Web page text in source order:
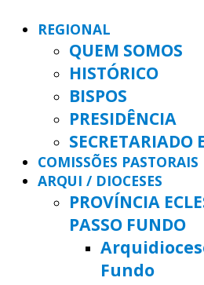
REGIONAL
QUEM SOMOS
HISTÓRICO
BISPOS
PRESIDÊNCIA
SECRETARIADO
COMISSÕES PASTORAIS
ARQUI / DIOCESES
PROVÍNCIA
PASSO FUNDO
Fundo